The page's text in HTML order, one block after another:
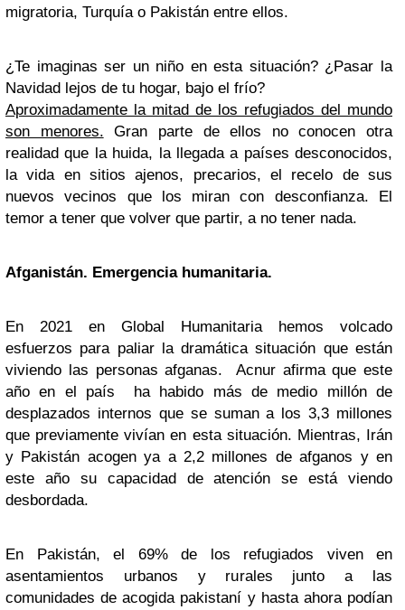
migratoria, Turquía o Pakistán entre ellos.
¿Te imaginas ser un niño en esta situación? ¿Pasar la
Navidad lejos de tu hogar, bajo el frío?
Aproximadamente la mitad de los refugiados del mundo
son menores. Gran parte de ellos no conocen otra
realidad que la huida, la llegada a países desconocidos,
la vida en sitios ajenos, precarios, el recelo de sus
nuevos vecinos que los miran con desconfianza. El
temor a tener que volver que partir, a no tener nada.
Afganistán. Emergencia humanitaria.
En 2021 en Global Humanitaria hemos volcado
esfuerzos para paliar la dramática situación que están
viviendo las personas afganas. Acnur afirma que este
año en el país ha habido más de medio millón de
desplazados internos que se suman a los 3,3 millones
que previamente vivían en esta situación. Mientras, Irán
y Pakistán acogen ya a 2,2 millones de afganos y en
este año su capacidad de atención se está viendo
desbordada.
En Pakistán, el 69% de los refugiados viven en
asentamientos urbanos y rurales junto a las
comunidades de acogida pakistaní y hasta ahora podían